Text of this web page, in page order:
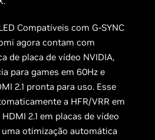
Compatíveis com G-SYNC
agora contam com
de placa de vídeo NVIDIA,
para games em 60Hz e
2.1 pronta para uso. Esse
a HFR/VRR em
2.1 em placas de vídeo
otimização automática